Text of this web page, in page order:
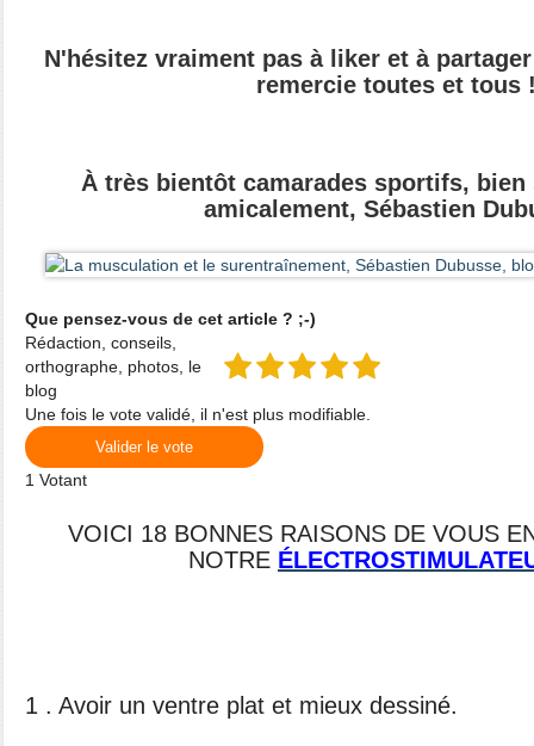
N'hésitez vraiment pas à liker et à
remercie toutes et tous
À très bientôt camarades sportifs,
amicalement, Sébastien
Que pensez-vous de cet article ? ;-)
Rédaction, conseils,
orthographe, photos, le
blog
Une fois le vote validé, il n'est plus modifiable.
Valider le vote
1 Votant
VOICI 18 BONNES RAISONS DE VOUS
NOTRE
1 . Avoir un ventre plat et mieux dessiné.